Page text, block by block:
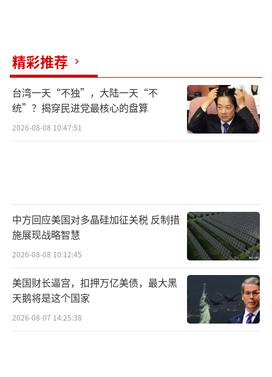
精彩推荐
台湾一天“不独”，大陆一天“不
统”？揭穿民进党最核心的盘算
2026-08-08 10:47:51
中方回应美国对多晶硅加征关税 反制措
施展现战略智慧
2026-08-08 10:12:45
美国财长逼宫，扣押万亿美债，最大黑
天鹅将是这个国家
2026-08-07 14:25:38